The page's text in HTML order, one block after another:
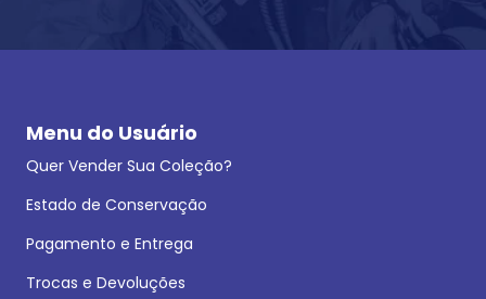
Menu do Usuário
Quer Vender Sua Coleção?
Estado de Conservação
Pagamento e Entrega
Trocas e Devoluções